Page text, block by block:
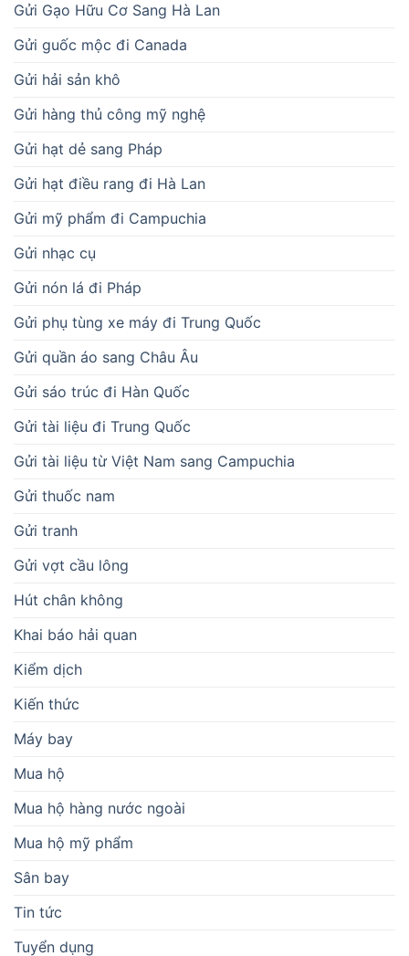
Gửi Gạo Hữu Cơ Sang Hà Lan
Gửi guốc mộc đi Canada
Gửi hải sản khô
Gửi hàng thủ công mỹ nghệ
Gửi hạt dẻ sang Pháp
Gửi hạt điều rang đi Hà Lan
Gửi mỹ phẩm đi Campuchia
Gửi nhạc cụ
Gửi nón lá đi Pháp
Gửi phụ tùng xe máy đi Trung Quốc
Gửi quần áo sang Châu Âu
Gửi sáo trúc đi Hàn Quốc
Gửi tài liệu đi Trung Quốc
Gửi tài liệu từ Việt Nam sang Campuchia
Gửi thuốc nam
Gửi tranh
Gửi vợt cầu lông
Hút chân không
Khai báo hải quan
Kiểm dịch
Kiến thức
Máy bay
Mua hộ
Mua hộ hàng nước ngoài
Mua hộ mỹ phẩm
Sân bay
Tin tức
Tuyển dụng